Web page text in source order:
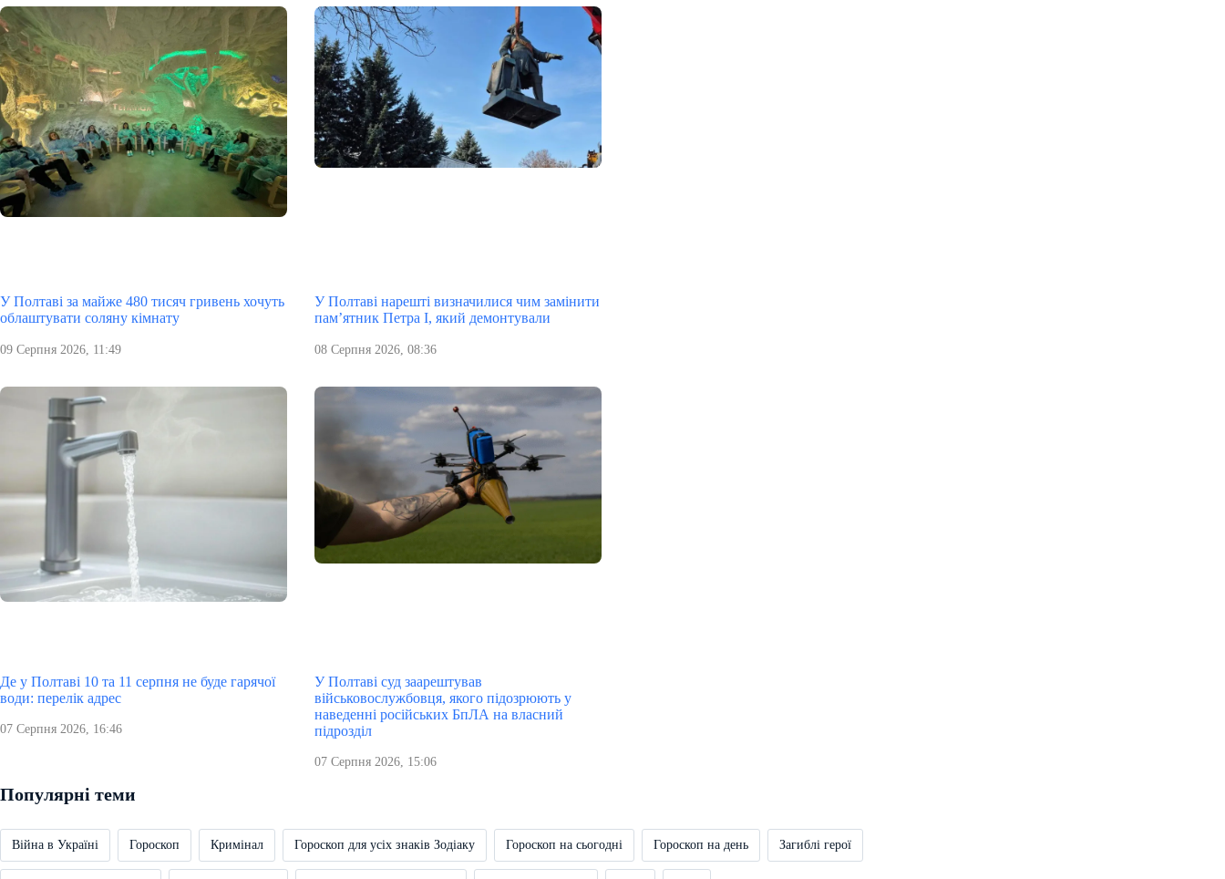
У Полтаві за майже 480 тисяч гривень хочуть
облаштувати соляну кімнату
09 Серпня 2026, 11:49
У Полтаві нарешті визначилися чим замінити
пам’ятник Петра І, який демонтували
08 Серпня 2026, 08:36
Де у Полтаві 10 та 11 серпня не буде гарячої
води: перелік адрес
07 Серпня 2026, 16:46
У Полтаві суд заарештував
військовослужбовця, якого підозрюють у
наведенні російських БпЛА на власний
підрозділ
07 Серпня 2026, 15:06
Популярні теми
Війна в Україні Гороскоп Кримінал Гороскоп для усіх знаків Зодіаку Гороскоп на сьогодні Гороскоп на день Загиблі герої